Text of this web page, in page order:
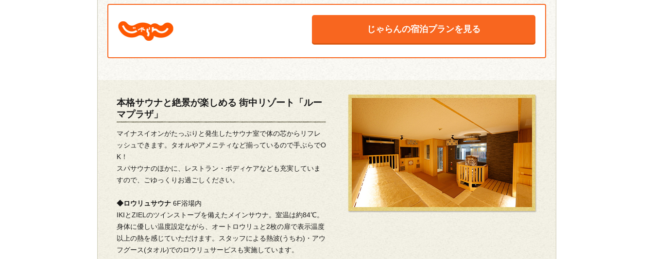
じゃらんの宿泊プランを見る
本格サウナと絶景が楽しめる 街中リゾート「ルー
マプラザ」
マイナスイオンがたっぷりと発生したサウナ室で体の芯からリフレ
ッシュできます。タオルやアメニティなど揃っているので手ぶらでO
K！
スパサウナのほかに、レストラン・ボディケアなども充実していま
すので、ごゆっくりお過ごしください。
◆ロウリュサウナ6F浴場内
IKIとZIELのツインストーブを備えたメインサウナ。室温は約84℃。
身体に優しい温度設定ながら、オートロウリュと2枚の扉で表示温度
以上の熱を感じていただけます。スタッフによる熱波(うちわ)・アウ
フグース(タオル)でのロウリュサービスも実施しています。